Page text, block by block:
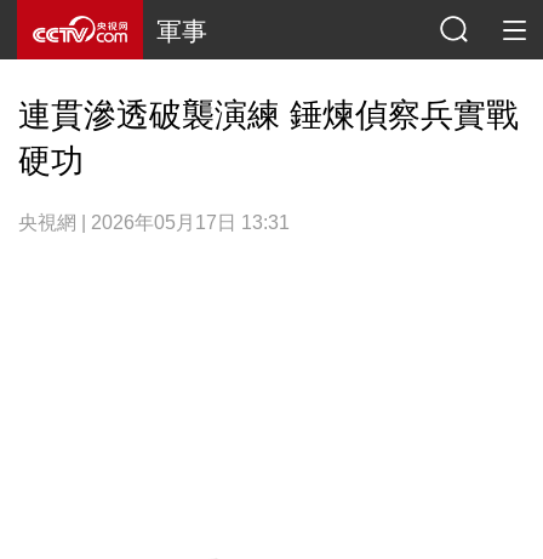
軍事
連貫滲透破襲演練 錘煉偵察兵實戰
硬功
央視網 | 2026年05月17日 13:31